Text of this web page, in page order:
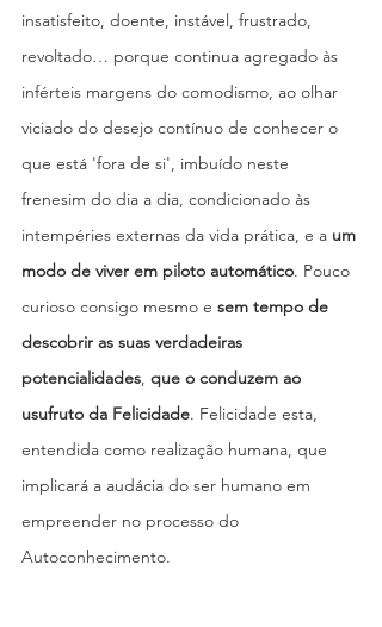
insatisfeito, doente, instável, frustrado,
revoltado… porque continua agregado às
inférteis margens do comodismo, ao olhar
viciado do desejo contínuo de conhecer o
que está 'fora de si', imbuído neste
frenesim do dia a dia, condicionado às
intempéries externas da vida prática, e a um
modo de viver em piloto automático. Pouco
curioso consigo mesmo e sem tempo de
descobrir as suas verdadeiras
potencialidades, que o conduzem ao
usufruto da Felicidade. Felicidade esta,
entendida como realização humana, que
implicará a audácia do ser humano em
empreender no processo do
Autoconhecimento.